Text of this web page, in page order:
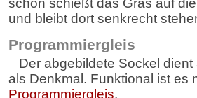
schon schießt das Gras auf
und bleibt dort senkrecht
Programmiergleis
Der abgebildete Sockel dient
als Denkmal. Funktional ist es
Programmiergleis.